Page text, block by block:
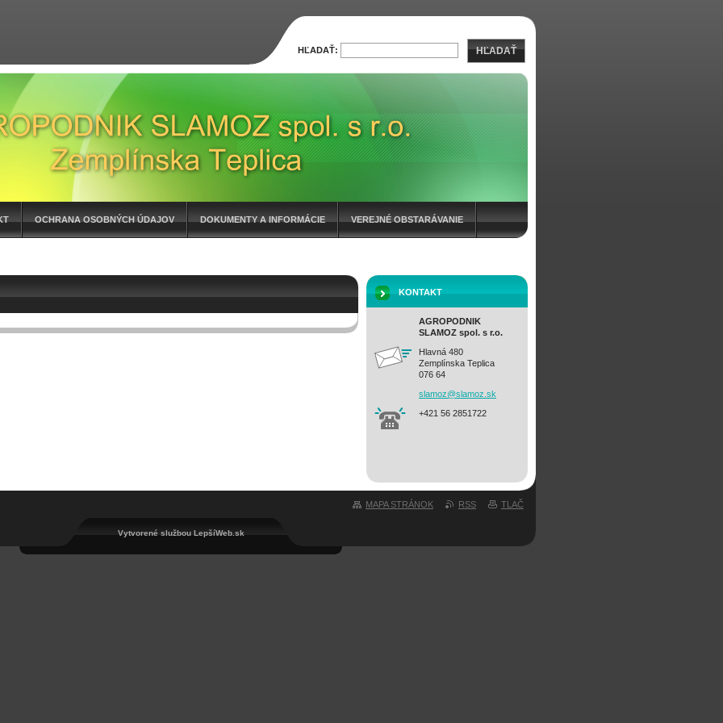
OCHRANA OSOBNÝCH ÚDAJOV DOKUMENTY A INFORMÁCIE VEREJNÉ OBSTARÁVANIE
KONTAKT
AGROPODNIK
SLAMOZ spol. s r.o.
Hlavná 480
Zemplínska Teplica
076 64
slamoz@slamoz.sk
+421 56 2851722
HĽADAŤ: HĽADAŤ
MAPA STRÁNOK RSS TLAČ
Vytvorené službou LepšíWeb.sk